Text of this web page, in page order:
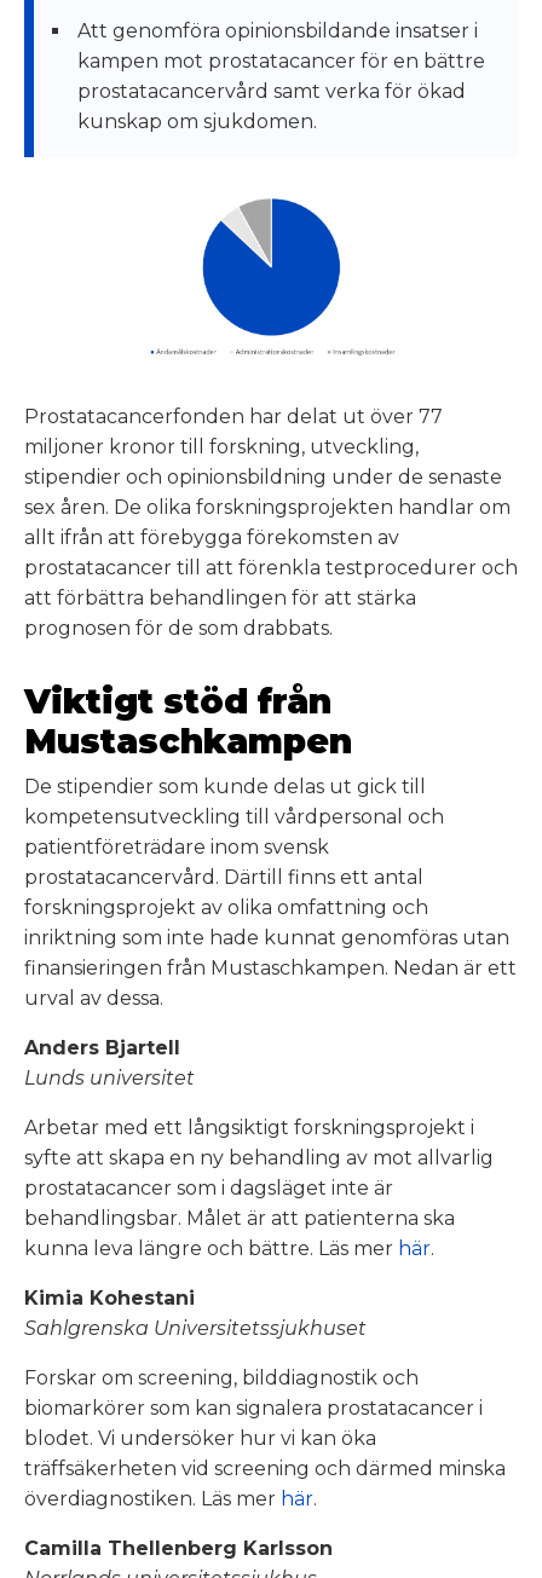
Att genomföra opinionsbildande insatser i
kampen mot prostatacancer för en bättre
prostatacancervård samt verka för ökad
kunskap om sjukdomen.
Prostatacancerfonden har delat ut över 77
miljoner kronor till forskning, utveckling,
stipendier och opinionsbildning under de senaste
sex åren. De olika forskningsprojekten handlar om
allt ifrån att förebygga förekomsten av
prostatacancer till att förenkla testprocedurer och
att förbättra behandlingen för att stärka
prognosen för de som drabbats.
Viktigt stöd från
Mustaschkampen
De stipendier som kunde delas ut gick till
kompetensutveckling till vårdpersonal och
patientföreträdare inom svensk
prostatacancervård. Därtill finns ett antal
forskningsprojekt av olika omfattning och
inriktning som inte hade kunnat genomföras utan
finansieringen från Mustaschkampen. Nedan är ett
urval av dessa.
Anders Bjartell
Lunds universitet
Arbetar med ett långsiktigt forskningsprojekt i
syfte att skapa en ny behandling av mot allvarlig
prostatacancer som i dagsläget inte är
behandlingsbar. Målet är att patienterna ska
kunna leva längre och bättre. Läs mer här.
Kimia Kohestani
Sahlgrenska Universitetssjukhuset
Forskar om screening, bilddiagnostik och
biomarkörer som kan signalera prostatacancer i
blodet. Vi undersöker hur vi kan öka
träffsäkerheten vid screening och därmed minska
överdiagnostiken. Läs mer här.
Camilla Thellenberg Karlsson